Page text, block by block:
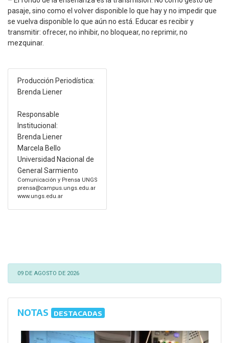
pasaje, sino como el volver disponible lo que hay y no impedir que
se vuelva disponible lo que aún no está. Educar es recibir y
transmitir: ofrecer, no inhibir, no bloquear, no reprimir, no
mezquinar.
Producción Periodística:
Brenda Liener
Responsable
Institucional:
Brenda Liener
Marcela Bello
Universidad Nacional de
General Sarmiento
Comunicación y Prensa UNGS
prensa@campus.ungs.edu.ar
www.ungs.edu.ar
09 DE AGOSTO DE 2026
NOTAS DESTACADAS